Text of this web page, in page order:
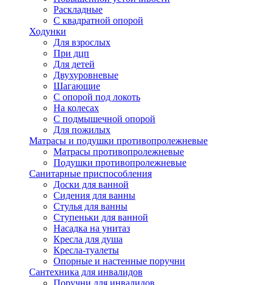
Раскладные
С квадратной опорой
Ходунки
Для взрослых
При дцп
Для детей
Двухуровневые
Шагающие
С опорой под локоть
На колесах
С подмышечной опорой
Для пожилых
Матрасы и подушки противопролежневые
Матрасы противопролежневые
Подушки противопролежневые
Санитарные приспособления
Доски для ванной
Сидения для ванны
Стулья для ванны
Ступеньки для ванной
Насадка на унитаз
Кресла для душа
Кресла-туалеты
Опорные и настенные поручни
Сантехника для инвалидов
Поручни для инвалидов